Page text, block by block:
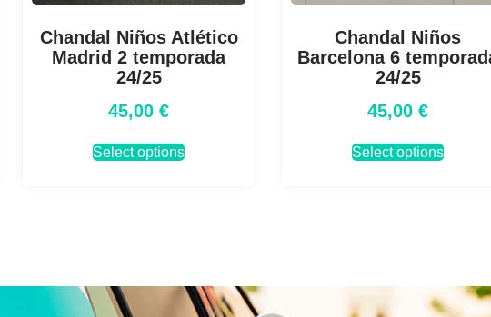
Chandal Niños Atlético
Madrid 2 temporada
24/25
45,00 €
Select options
Chandal Niños
Barcelona 6
24/25
45,00 €
Select options